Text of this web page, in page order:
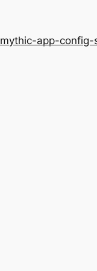
mythic-app-config-